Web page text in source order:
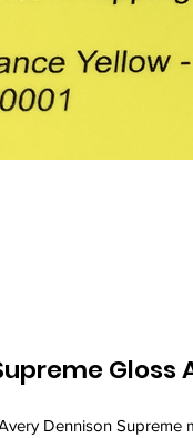
Dennison Supreme